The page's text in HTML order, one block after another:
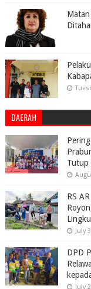
DAERAH
Tutup
RS
July
DPD
July